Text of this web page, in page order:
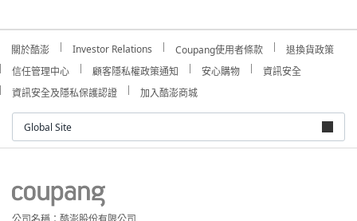
關於酷澎 Investor Relations Coupang使用者條款
退換貨政策
信任管理中心
顧客隱私權政策通知 安心購物
資訊安全
資訊安全及隱私保護認證
加入酷澎商城
Global Site